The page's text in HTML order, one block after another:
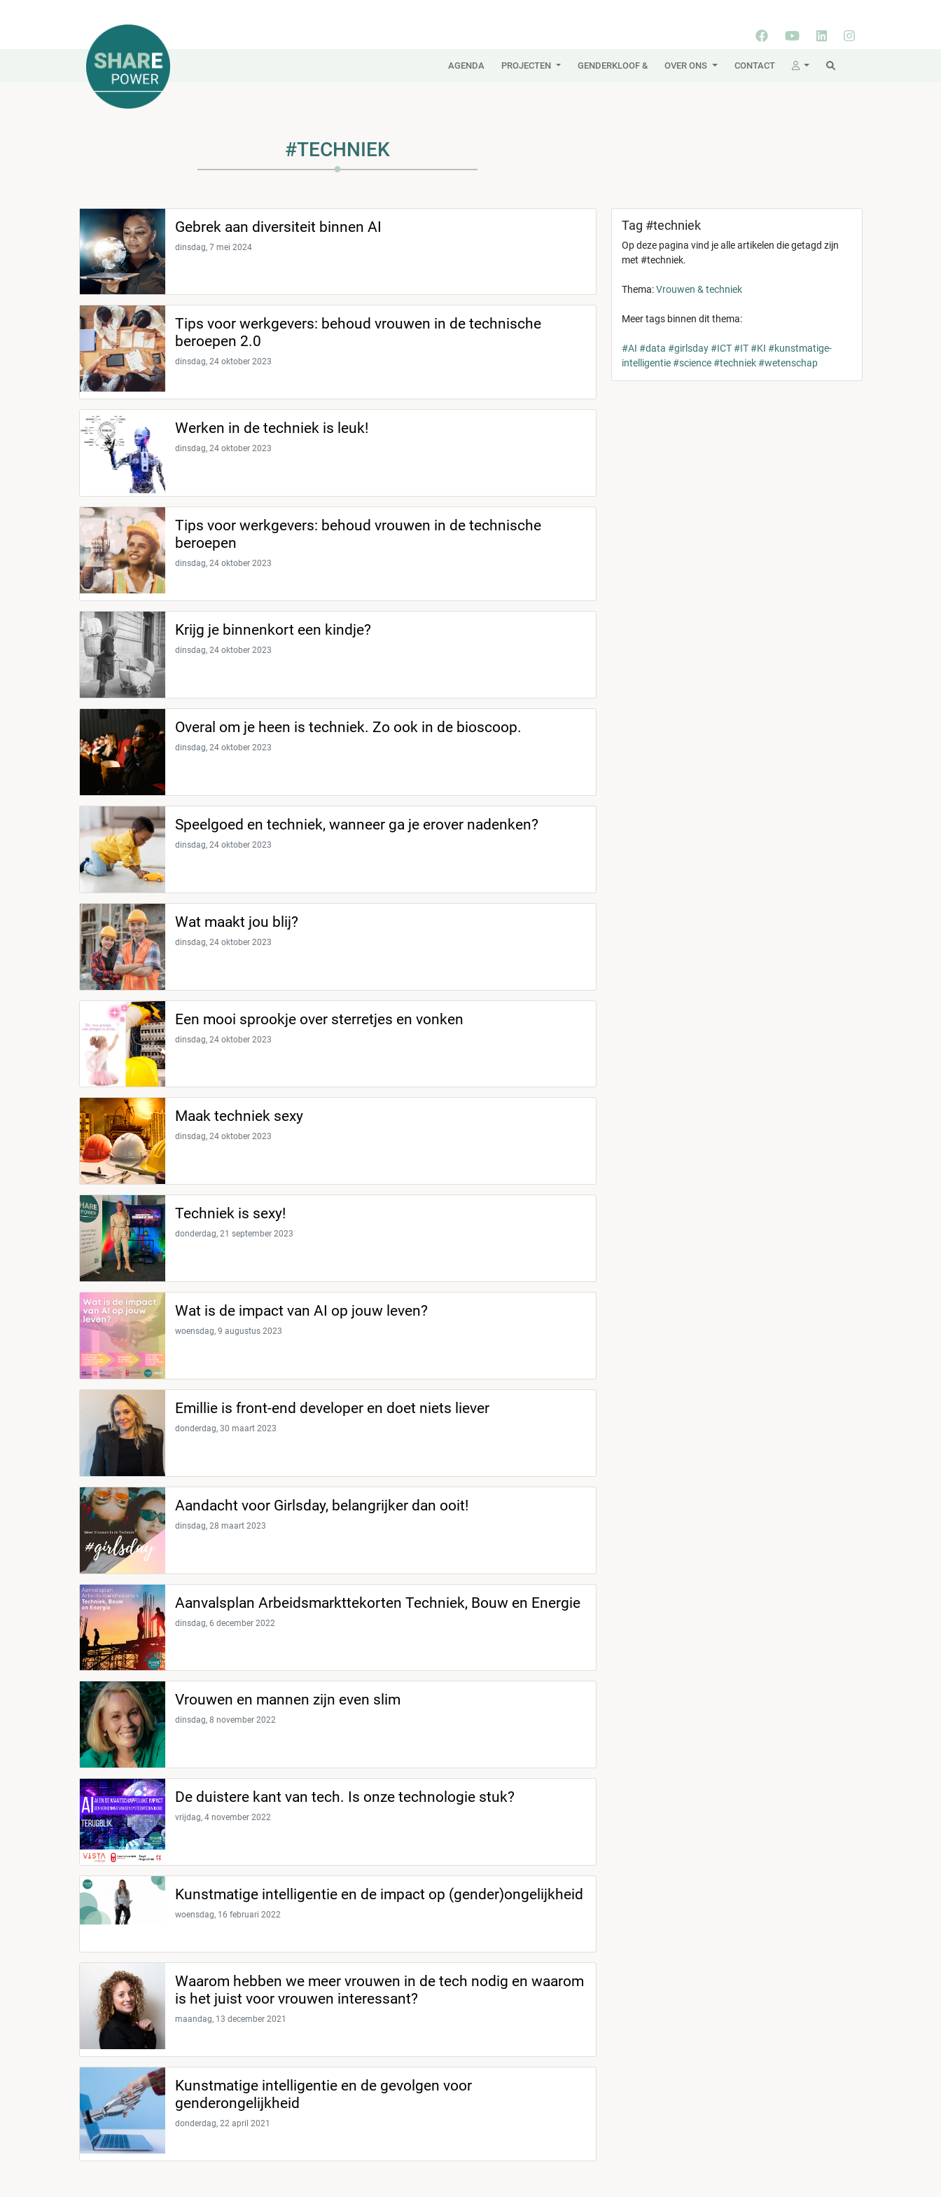
AGENDA PROJECTEN GENDERKLOOF & OVER ONS CONTACT
#TECHNIEK
Gebrek aan diversiteit binnen AI
dinsdag, 7 mei 2024
Tips voor werkgevers: behoud vrouwen in de technische
beroepen 2.0
dinsdag, 24 oktober 2023
Werken in de techniek is leuk!
dinsdag, 24 oktober 2023
Tips voor werkgevers: behoud vrouwen in de technische
beroepen
dinsdag, 24 oktober 2023
Krijg je binnenkort een kindje?
dinsdag, 24 oktober 2023
Overal om je heen is techniek. Zo ook in de bioscoop.
dinsdag, 24 oktober 2023
Speelgoed en techniek, wanneer ga je erover nadenken?
dinsdag, 24 oktober 2023
Wat maakt jou blij?
dinsdag, 24 oktober 2023
Een mooi sprookje over sterretjes en vonken
dinsdag, 24 oktober 2023
Maak techniek sexy
dinsdag, 24 oktober 2023
Techniek is sexy!
donderdag, 21 september 2023
Wat is de impact van AI op jouw leven?
woensdag, 9 augustus 2023
Emillie is front-end developer en doet niets liever
donderdag, 30 maart 2023
Aandacht voor Girlsday, belangrijker dan ooit!
dinsdag, 28 maart 2023
Aanvalsplan Arbeidsmarkttekorten Techniek, Bouw en Energie
dinsdag, 6 december 2022
Vrouwen en mannen zijn even slim
dinsdag, 8 november 2022
De duistere kant van tech. Is onze technologie stuk?
vrijdag, 4 november 2022
Kunstmatige intelligentie en de impact op (gender)ongelijkheid
woensdag, 16 februari 2022
Waarom hebben we meer vrouwen in de tech nodig en waarom
is het juist voor vrouwen interessant?
maandag, 13 december 2021
Kunstmatige intelligentie en de gevolgen voor
genderongelijkheid
donderdag, 22 april 2021
Tag #techniek
Op deze pagina vind je alle artikelen die getagd zijn
met #techniek.
Thema:Vrouwen & techniek
Meer tags binnen dit thema:
#AI #data #girlsday #ICT #IT #KI #kunstmatige-
intelligentie #science #techniek #wetenschap